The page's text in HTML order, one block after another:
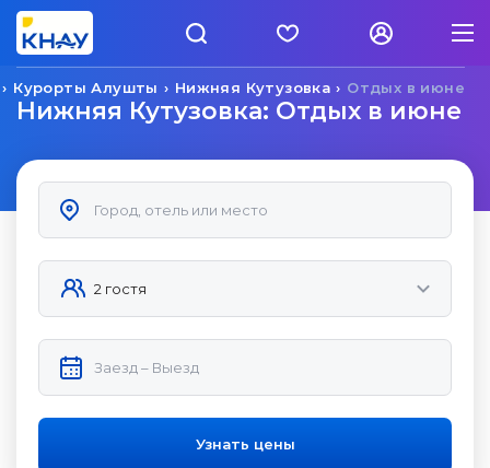
Отдых в июне
Нижняя Кутузовка
Курорты Алушты
Нижняя Кутузовка: Отдых в июне
Узнать цены